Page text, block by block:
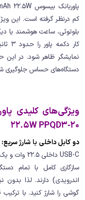
کم درنظر گرفته است. این
بلوتوثی، ساعت هوشمند یا
نمایشگر ظاهر شود. در این
دستگاه‌های حساس جلوگیری
22.5W PPQD3‑20
دو کابل داخلی با شارژ سریع:
سازگاری کامل با تمام
اندرویدی) دارند. لذا
گوشی را شارژ کنید. با